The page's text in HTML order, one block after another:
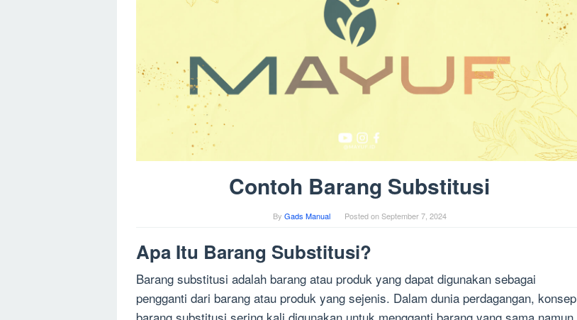
Contoh Barang Substitusi
By Gads Manual Posted onSeptember 7, 2024
Apa Itu Barang Substitusi?
Barang substitusi adalah barang atau produk yang dapat digunakan sebagai
pengganti dari barang atau produk yang sejenis. Dalam dunia perdagangan, konsep